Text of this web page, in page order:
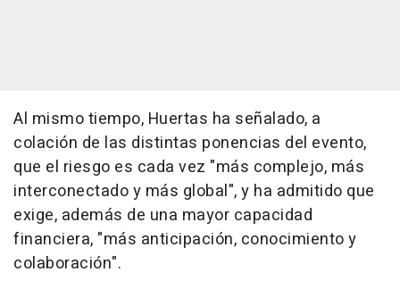
Al mismo tiempo, Huertas ha señalado, a
colación de las distintas ponencias del evento,
que el riesgo es cada vez "más complejo, más
interconectado y más global", y ha admitido que
exige, además de una mayor capacidad
financiera, "más anticipación, conocimiento y
colaboración".